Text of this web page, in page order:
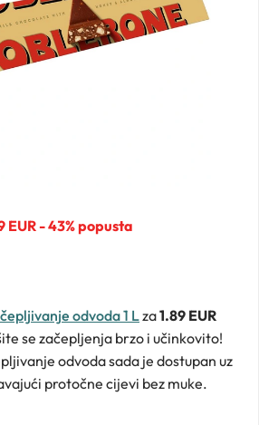
EUR - 43% popusta
odvoda 1 Lza1.89 EUR
se začepljenja brzo i učinkovito!
odvoda sada je dostupan uz
protočne cijevi bez muke.